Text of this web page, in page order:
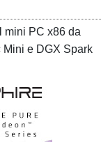
mini PC x86 da
Mini e DGX Spark